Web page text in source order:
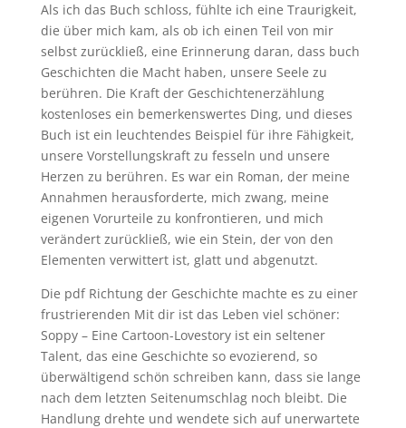
Als ich das Buch schloss, fühlte ich eine Traurigkeit,
die über mich kam, als ob ich einen Teil von mir
selbst zurückließ, eine Erinnerung daran, dass buch
Geschichten die Macht haben, unsere Seele zu
berühren. Die Kraft der Geschichtenerzählung
kostenloses ein bemerkenswertes Ding, und dieses
Buch ist ein leuchtendes Beispiel für ihre Fähigkeit,
unsere Vorstellungskraft zu fesseln und unsere
Herzen zu berühren. Es war ein Roman, der meine
Annahmen herausforderte, mich zwang, meine
eigenen Vorurteile zu konfrontieren, und mich
verändert zurückließ, wie ein Stein, der von den
Elementen verwittert ist, glatt und abgenutzt.
Die pdf Richtung der Geschichte machte es zu einer
frustrierenden Mit dir ist das Leben viel schöner:
Soppy – Eine Cartoon-Lovestory ist ein seltener
Talent, das eine Geschichte so evozierend, so
überwältigend schön schreiben kann, dass sie lange
nach dem letzten Seitenumschlag noch bleibt. Die
Handlung drehte und wendete sich auf unerwartete